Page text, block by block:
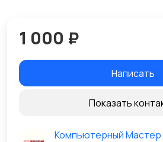
1 000 ₽
Написать
Показать
Компьютерный Мастер